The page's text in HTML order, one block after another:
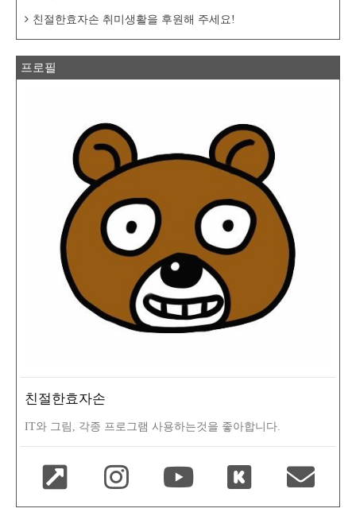
친절한효자손 취미생활을 후원해 주세요!
프로필
친절한효자손
IT와 그림, 각종 프로그램 사용하는것을 좋아합니다.